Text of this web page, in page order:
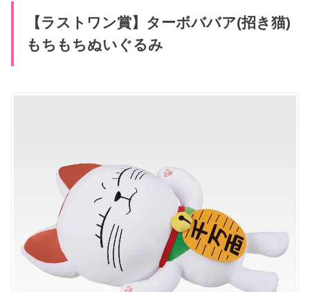
【ラストワン賞】ターボババア(招き猫)
もちもちぬいぐるみ